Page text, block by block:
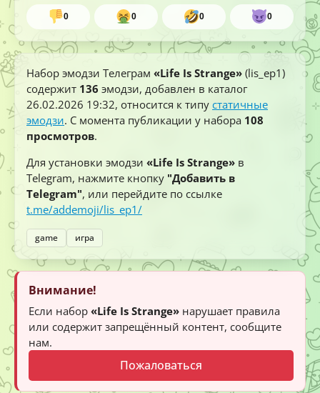
0 0 0 0
Набор эмодзи Телеграм «Life Is Strange» (lis_ep1)
содержит 136 эмодзи, добавлен в каталог
26.02.2026 19:32, относится к типу статичные
эмодзи. С момента публикации у набора 108
просмотров.
Для установки эмодзи «Life Is Strange» в
Telegram, нажмите кнопку "Добавить в
Telegram", или перейдите по ссылке
t.me/addemoji/lis_ep1/
game игра
Внимание!
Если набор «Life Is Strange» нарушает правила
или содержит запрещённый контент, сообщите
нам.
Пожаловаться